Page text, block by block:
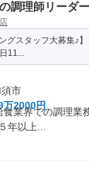
調理師リーダー
グスタッフ大募集♪
11...
市
万2000円
業界での調理業
年以上...